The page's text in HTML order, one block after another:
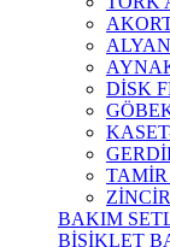
DİSK
BAKIM
BİSİKLET